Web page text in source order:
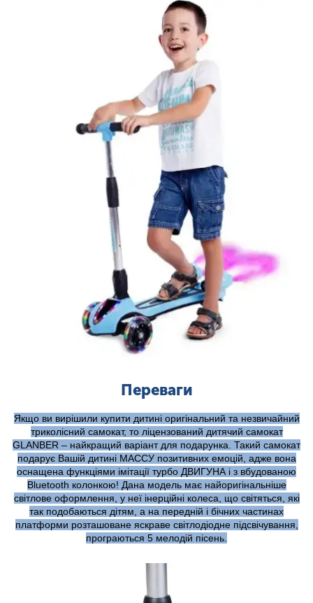
Переваги
Якщо ви вирішили купити дитині оригінальний та незвичайний
триколісний самокат, то ліцензований дитячий самокат
GLANBER – найкращий варіант для подарунка. Такий самокат
подарує Вашій дитині МАССУ позитивних емоцій, адже вона
оснащена функціями імітації турбо ДВИГУНА і з вбудованою
Bluetooth колонкою! Дана модель має найоригінальніше
світлове оформлення, у неї інерційні колеса, що світяться, які
так подобаються дітям, а на передній і бічних частинах
платформи розташоване яскраве світлодіодне підсвічування,
програються 5 мелодій пісень.